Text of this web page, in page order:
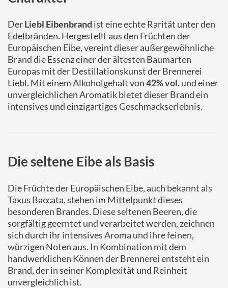
DerLiebl Eibenbrand ist eine echte Rarität unter den
Edelbränden. Hergestellt aus den Früchten der
Europäischen Eibe, vereint dieser außergewöhnliche
Brand die Essenz einer der ältesten Baumarten
Europas mit der Destillationskunst der Brennerei
Liebl. Mit einem Alkoholgehalt von42% vol.und einer
unvergleichlichen Aromatik bietet dieser Brand ein
intensives und einzigartiges Geschmackserlebnis.
Die seltene Eibe als Basis
Die Früchte der Europäischen Eibe, auch bekannt als
Taxus Baccata, stehen im Mittelpunkt dieses
besonderen Brandes. Diese seltenen Beeren, die
sorgfältig geerntet und verarbeitet werden, zeichnen
sich durch ihr intensives Aroma und ihre feinen,
würzigen Noten aus. In Kombination mit dem
handwerklichen Können der Brennerei entsteht ein
Brand, der in seiner Komplexität und Reinheit
unvergleichlich ist.